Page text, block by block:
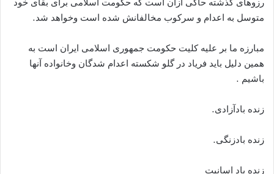
متوسل به اعدام و سرکوب مخالفانش شده است وخواهد شد.
مبارزه ما بر علیه کلیت حکومت جمهوری اسلامی ایران است به
همین دلیل باید فریاد در گلو شکسته اعدام شدگان وخانواده آنها
باشیم .
زنده بادآزادی.
زنده بادزنگی.
زنده باد اسانیت